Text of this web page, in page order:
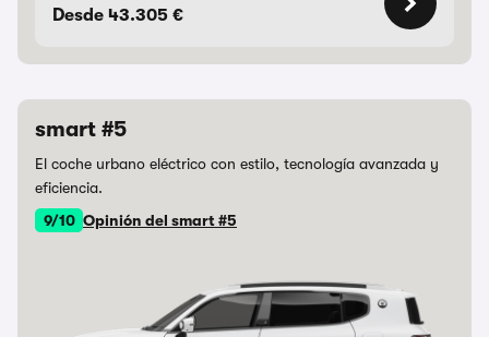
Desde 43.305 €
smart #5
El coche urbano eléctrico con estilo, tecnología avanzada y
eficiencia.
9/10 Opinión del smart #5